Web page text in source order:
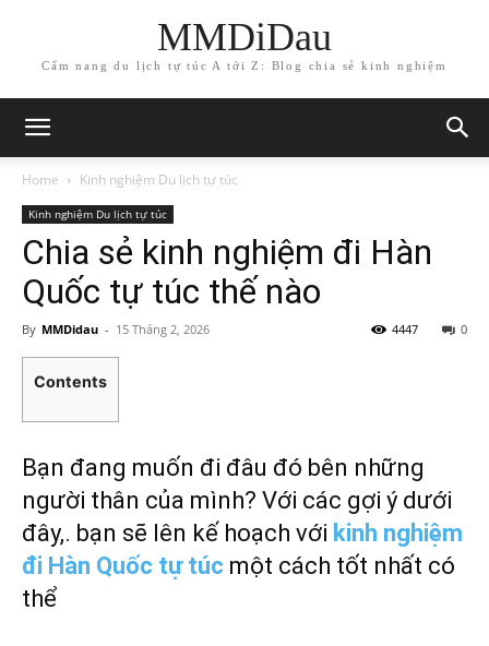
MMDiDau
Cẩm nang du lịch tự túc A tới Z: Blog chia sẻ kinh nghiệm
Home Kinh nghiệm Du lịch tự túc
Kinh nghiệm Du lịch tự túc
Chia sẻ kinh nghiệm đi Hàn
Quốc tự túc thế nào
By MMDidau - 15 Tháng 2, 2026 0
4447
Contents
Bạn đang muốn đi đâu đó bên những
người thân của mình? Với các gợi ý dưới
đây,. bạn sẽ lên kế hoạch với kinh nghiệm
đi Hàn Quốc tự túc một cách tốt nhất có
thể